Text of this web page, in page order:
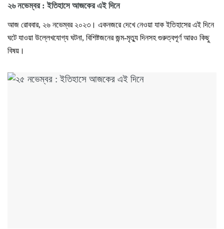
২৬ নভেম্বর : ইতিহাসে আজকের এই দিনে
আজ রোববার, ২৬ নভেম্বর ২০২৩। একনজরে দেখে নেওয়া যাক ইতিহাসের এই দিনে
ঘটে যাওয়া উল্লেখযোগ্য ঘটনা, বিশিষ্টজনের জন্ম-মৃত্যু দিনসহ গুরুত্বপূর্ণ আরও কিছু
বিষয়।